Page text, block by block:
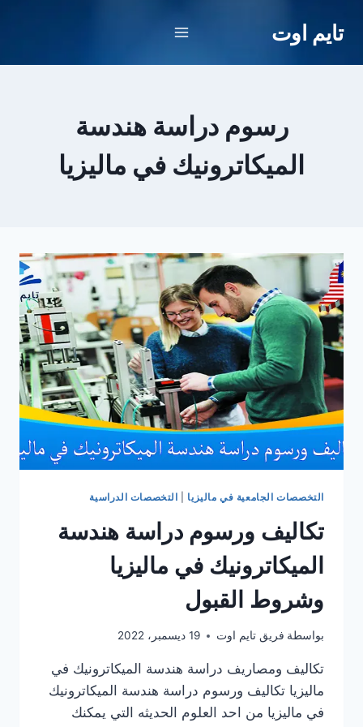
تايم اوت
رسوم دراسة هندسة
الميكاترونيك في ماليزيا
التخصصات الجامعية في ماليزيا التخصصات الدراسية
تكاليف ورسوم دراسة هندسة
الميكاترونيك في ماليزيا
وشروط القبول
بواسطة فريق تايم اوت 19 ديسمبر، 2022
تكاليف ومصاريف دراسة هندسة الميكاترونيك في
ماليزيا تكاليف ورسوم دراسة هندسة الميكاترونيك
في ماليزيا من احد العلوم الحديثه التي يمكنك